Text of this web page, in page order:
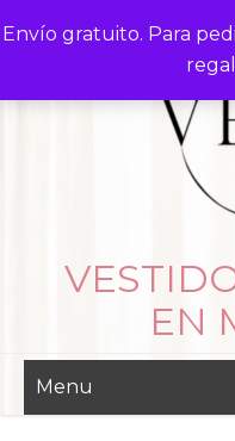
Envío gratuito. Para
to
EN
Menu